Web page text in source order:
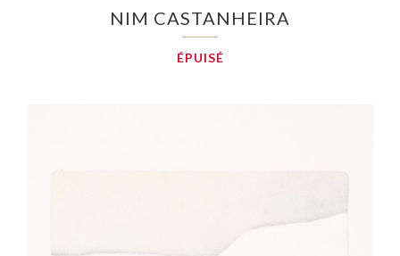
NIM CASTANHEIRA
ÉPUISÉ